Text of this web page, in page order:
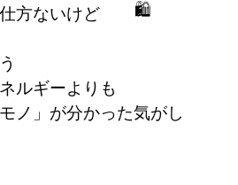
方ないけど
ルギーよりも
ノ」が分かった気がし